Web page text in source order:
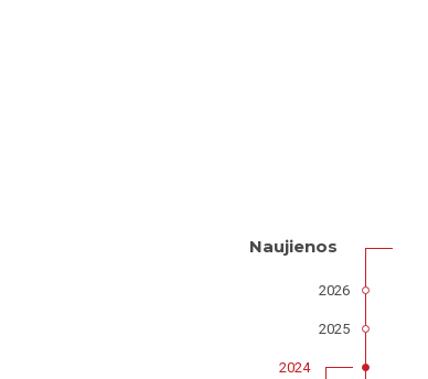
Naujienos
2026
2025
2024